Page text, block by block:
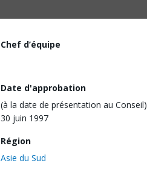
Chef d’équipe
Date d'approbation
(à la date de présentation au Conseil)
30 juin 1997
Région
Asie du Sud